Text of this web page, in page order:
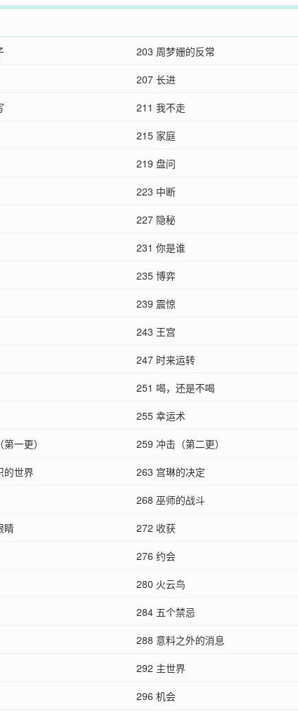
203 周梦姗的反常
207 长进
211 我不走
215 家庭
219 盘问
223 中断
227 隐秘
231 你是谁
235 博弈
239 震惊
243 王宫
247 时来运转
251 喝，还是不喝
255 幸运术
一更） 259 冲击（第二更）
的世界 263 宫琳的决定
268 巫师的战斗
睛 272 收获
276 约会
280 火云鸟
284 五个禁忌
288 意料之外的消息
292 主世界
296 机会